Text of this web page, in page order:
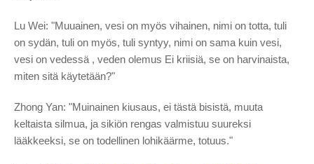
Lu Wei: "Muuainen, vesi on myös vihainen, nimi on totta, tuli
on sydän, tuli on myös, tuli syntyy, nimi on sama kuin vesi,
vesi on vedessä , veden olemus Ei kriisiä, se on harvinaista,
miten sitä käytetään?"
Zhong Yan: "Muinainen kiusaus, ei tästä bisistä, muuta
keltaista silmua, ja sikiön rengas valmistuu suureksi
lääkkeeksi, se on todellinen lohikäärme, totuus."